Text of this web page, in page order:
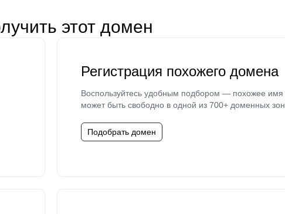
этот домен
Регистрация похожего домена
Воспользуйтесь удобным подбором — похожее имя
может быть свободно в одной из 700+ доменных зон.
Подобрать домен